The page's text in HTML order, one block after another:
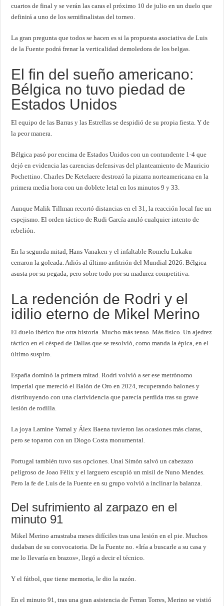
cuartos de final y se verán las caras el próximo 10 de julio en un duelo que
definirá a uno de los semifinalistas del torneo.
La gran pregunta que todos se hacen es si la propuesta asociativa de Luis
de la Fuente podrá frenar la verticalidad demoledora de los belgas.
El fin del sueño americano:
Bélgica no tuvo piedad de
Estados Unidos
El equipo de las Barras y las Estrellas se despidió de su propia fiesta. Y de
la peor manera.
Bélgica pasó por encima de Estados Unidos con un contundente 1-4 que
dejó en evidencia las carencias defensivas del planteamiento de Mauricio
Pochettino. Charles De Ketelaere destrozó la pizarra norteamericana en la
primera media hora con un doblete letal en los minutos 9 y 33.
Aunque Malik Tillman recortó distancias en el 31, la reacción local fue un
espejismo. El orden táctico de Rudi García anuló cualquier intento de
rebelión.
En la segunda mitad, Hans Vanaken y el infaltable Romelu Lukaku
cerraron la goleada. Adiós al último anfitrión del Mundial 2026. Bélgica
asusta por su pegada, pero sobre todo por su madurez competitiva.
La redención de Rodri y el
idilio eterno de Mikel Merino
El duelo ibérico fue otra historia. Mucho más tenso. Más físico. Un ajedrez
táctico en el césped de Dallas que se resolvió, como manda la épica, en el
último suspiro.
España dominó la primera mitad. Rodri volvió a ser ese metrónomo
imperial que mereció el Balón de Oro en 2024, recuperando balones y
distribuyendo con una clarividencia que parecía perdida tras su grave
lesión de rodilla.
La joya Lamine Yamal y Álex Baena tuvieron las ocasiones más claras,
pero se toparon con un Diogo Costa monumental.
Portugal también tuvo sus opciones. Unai Simón salvó un cabezazo
peligroso de Joao Félix y el larguero escupió un misil de Nuno Mendes.
Pero la fe de Luis de la Fuente en su grupo volvió a inclinar la balanza.
Del sufrimiento al zarpazo en el
minuto 91
Mikel Merino arrastraba meses difíciles tras una lesión en el pie. Muchos
dudaban de su convocatoria. De la Fuente no. «Iría a buscarle a su casa y
me lo llevaría en brazos», llegó a decir el técnico.
Y el fútbol, que tiene memoria, le dio la razón.
En el minuto 91, tras una gran asistencia de Ferran Torres, Merino se vistió